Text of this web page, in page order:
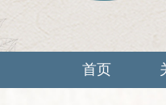
首页